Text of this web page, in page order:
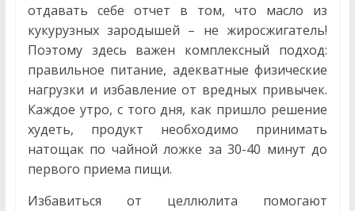
отдавать себе отчет в том, что масло из
кукурузных зародышей – не жиросжигатель!
Поэтому здесь важен комплексный подход:
правильное питание, адекватные физические
нагрузки и избавление от вредных привычек.
Каждое утро, с того дня, как пришло решение
худеть, продукт необходимо принимать
натощак по чайной ложке за 30-40 минут до
первого приема пищи.
Избавиться от целлюлита помогают